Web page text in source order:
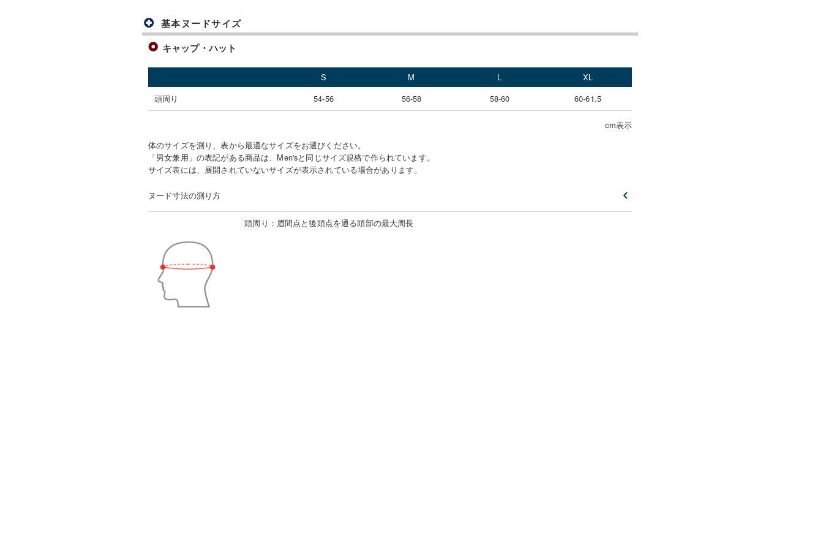
基本ヌードサイズ
キャップ・ハット
S M L
XL
頭周り
54-56 56-58 58-60 60-61.5
cm表示
体のサイズを測り、表から最適なサイズをお選びください。
「男女兼用」の表記がある商品は、Men'sと同じサイズ規格で作られています。
サイズ表には、展開されていないサイズが表示されている場合があります。
ヌード寸法の測り方
頭周り ： 眉間点と後頭点を通る頭部の最大周長